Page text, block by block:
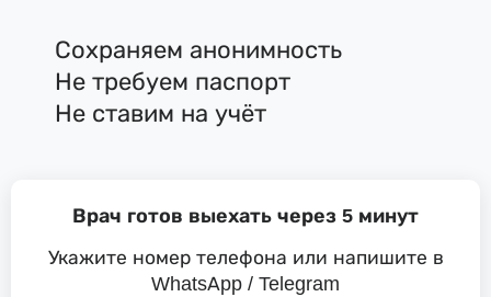
Сохраняем анонимность
Не требуем паспорт
Не ставим на учёт
Врач готов выехать через 5 минут
Укажите номер телефона или напишите в
WhatsApp / Telegram